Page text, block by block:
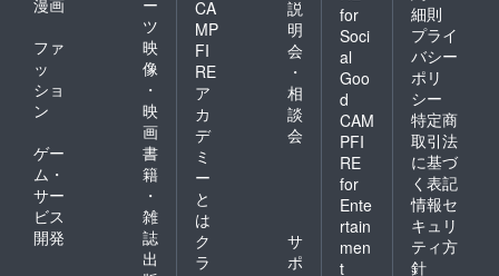
漫画
ー
ツ
ファ
ッ
ショ
ン
映
像
・
映
画
ゲー
ム・
サー
ビス
開発
書
籍
・
雑
誌
出
CA
MP
FI
RE
ア
カ
デ
ミ
ー
と
は
説
明
会
・
相
談
会
ク
ラ
サ
ポ
for
Soci
al
Goo
d
CAM
PFI
RE
for
Ente
rtain
men
t
細則
プライ
バシー
ポリ
シー
特定商
取引法
に基づ
く表記
情報セ
キュリ
ティ方
針